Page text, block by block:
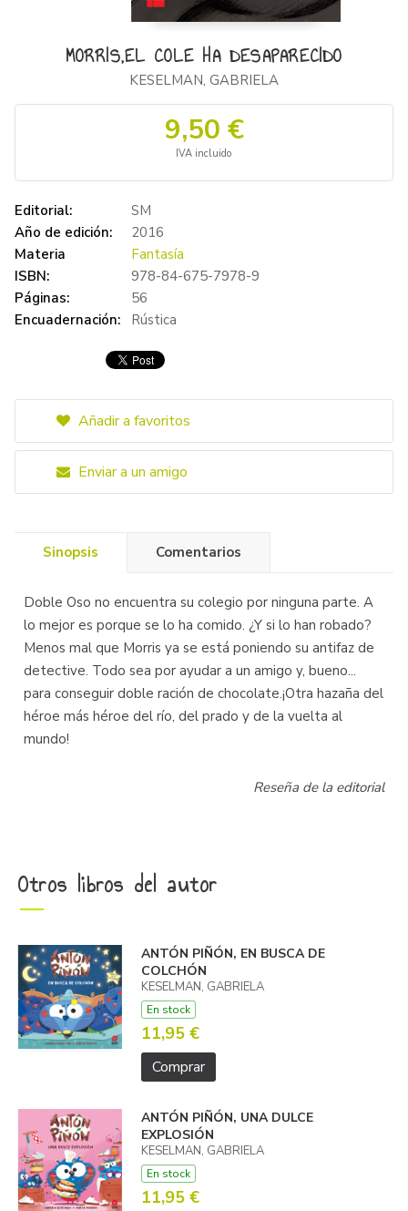
MORRIS,EL COLE HA DESAPARECIDO
KESELMAN, GABRIELA
9,50 €
IVA incluido
Editorial:
SM
Año de edición:
2016
Materia
Fantasía
ISBN:
978-84-675-7978-9
Páginas:
56
Encuadernación:
Rústica
Añadir a favoritos
Enviar a un amigo
Sinopsis Comentarios
Doble Oso no encuentra su colegio por ninguna parte. A
lo mejor es porque se lo ha comido. ¿Y si lo han robado?
Menos mal que Morris ya se está poniendo su antifaz de
detective. Todo sea por ayudar a un amigo y, bueno...
para conseguir doble ración de chocolate.¡Otra hazaña del
héroe más héroe del río, del prado y de la vuelta al
mundo!
Reseña de la editorial
Otros libros del autor
ANTÓN PIÑÓN, EN BUSCA DE
COLCHÓN
KESELMAN, GABRIELA
En stock
11,95 €
Comprar
ANTÓN PIÑÓN, UNA DULCE
EXPLOSIÓN
KESELMAN, GABRIELA
En stock
11,95 €